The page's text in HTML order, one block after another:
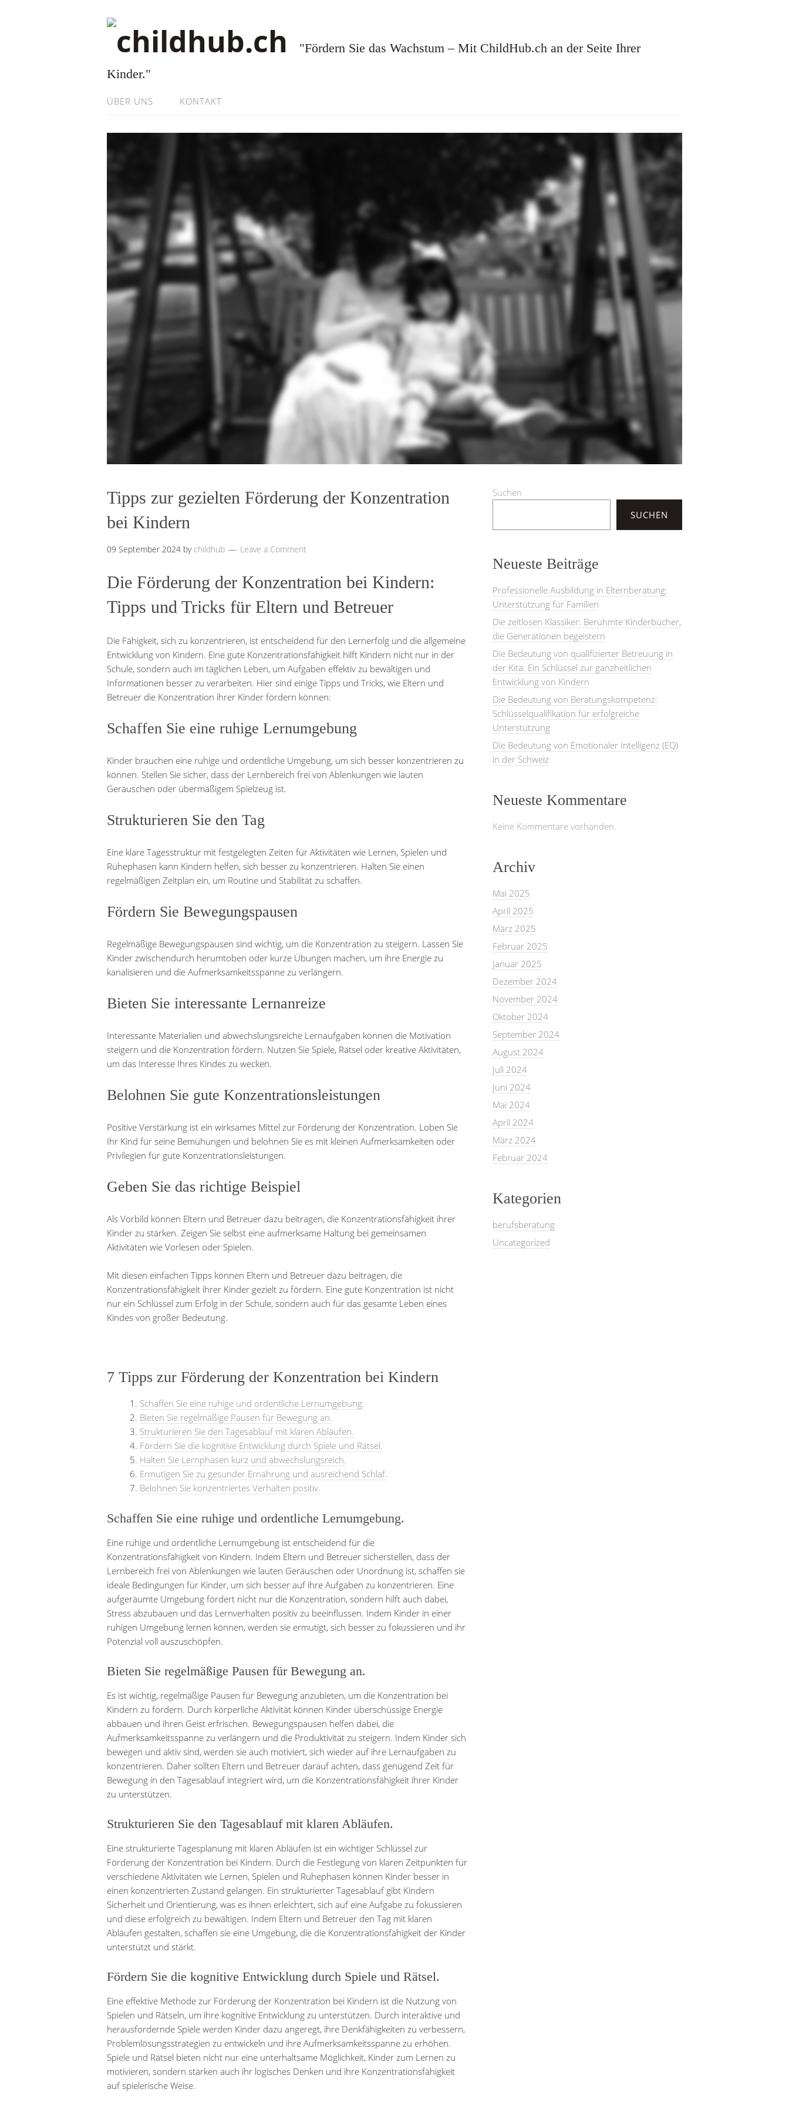
"Fördern Sie das Wachstum – Mit ChildHub.ch an der Seite Ihrer
Kinder."
ÜBER UNS KONTAKT
Tipps zur gezielten Förderung der Konzentration
bei Kindern
09 September 2024 by childhub Leave a Comment
Die Förderung der Konzentration bei Kindern:
Tipps und Tricks für Eltern und Betreuer
Die Fähigkeit, sich zu konzentrieren, ist entscheidend für den Lernerfolg und die allgemeine
Entwicklung von Kindern. Eine gute Konzentrationsfähigkeit hilft Kindern nicht nur in der
Schule, sondern auch im täglichen Leben, um Aufgaben effektiv zu bewältigen und
Informationen besser zu verarbeiten. Hier sind einige Tipps und Tricks, wie Eltern und
Betreuer die Konzentration ihrer Kinder fördern können:
Schaffen Sie eine ruhige Lernumgebung
Kinder brauchen eine ruhige und ordentliche Umgebung, um sich besser konzentrieren zu
können. Stellen Sie sicher, dass der Lernbereich frei von Ablenkungen wie lauten
Geräuschen oder übermäßigem Spielzeug ist.
Strukturieren Sie den Tag
Eine klare Tagesstruktur mit festgelegten Zeiten für Aktivitäten wie Lernen, Spielen und
Ruhephasen kann Kindern helfen, sich besser zu konzentrieren. Halten Sie einen
regelmäßigen Zeitplan ein, um Routine und Stabilität zu schaffen.
Fördern Sie Bewegungspausen
Regelmäßige Bewegungspausen sind wichtig, um die Konzentration zu steigern. Lassen Sie
Kinder zwischendurch herumtoben oder kurze Übungen machen, um ihre Energie zu
kanalisieren und die Aufmerksamkeitsspanne zu verlängern.
Bieten Sie interessante Lernanreize
Interessante Materialien und abwechslungsreiche Lernaufgaben können die Motivation
steigern und die Konzentration fördern. Nutzen Sie Spiele, Rätsel oder kreative Aktivitäten,
um das Interesse Ihres Kindes zu wecken.
Belohnen Sie gute Konzentrationsleistungen
Positive Verstärkung ist ein wirksames Mittel zur Förderung der Konzentration. Loben Sie
Ihr Kind für seine Bemühungen und belohnen Sie es mit kleinen Aufmerksamkeiten oder
Privilegien für gute Konzentrationsleistungen.
Geben Sie das richtige Beispiel
Als Vorbild können Eltern und Betreuer dazu beitragen, die Konzentrationsfähigkeit ihrer
Kinder zu stärken. Zeigen Sie selbst eine aufmerksame Haltung bei gemeinsamen
Aktivitäten wie Vorlesen oder Spielen.
Mit diesen einfachen Tipps können Eltern und Betreuer dazu beitragen, die
Konzentrationsfähigkeit ihrer Kinder gezielt zu fördern. Eine gute Konzentration ist nicht
nur ein Schlüssel zum Erfolg in der Schule, sondern auch für das gesamte Leben eines
Kindes von großer Bedeutung.
7 Tipps zur Förderung der Konzentration bei Kindern
Schaffen Sie eine ruhige und ordentliche Lernumgebung.
Bieten Sie regelmäßige Pausen für Bewegung an.
Strukturieren Sie den Tagesablauf mit klaren Abläufen.
Fördern Sie die kognitive Entwicklung durch Spiele und Rätsel.
Halten Sie Lernphasen kurz und abwechslungsreich.
Ermutigen Sie zu gesunder Ernährung und ausreichend Schlaf.
Belohnen Sie konzentriertes Verhalten positiv.
Schaffen Sie eine ruhige und ordentliche Lernumgebung.
Eine ruhige und ordentliche Lernumgebung ist entscheidend für die
Konzentrationsfähigkeit von Kindern. Indem Eltern und Betreuer sicherstellen, dass der
Lernbereich frei von Ablenkungen wie lauten Geräuschen oder Unordnung ist, schaffen sie
ideale Bedingungen für Kinder, um sich besser auf ihre Aufgaben zu konzentrieren. Eine
aufgeräumte Umgebung fördert nicht nur die Konzentration, sondern hilft auch dabei,
Stress abzubauen und das Lernverhalten positiv zu beeinflussen. Indem Kinder in einer
ruhigen Umgebung lernen können, werden sie ermutigt, sich besser zu fokussieren und ihr
Potenzial voll auszuschöpfen.
Bieten Sie regelmäßige Pausen für Bewegung an.
Es ist wichtig, regelmäßige Pausen für Bewegung anzubieten, um die Konzentration bei
Kindern zu fördern. Durch körperliche Aktivität können Kinder überschüssige Energie
abbauen und ihren Geist erfrischen. Bewegungspausen helfen dabei, die
Aufmerksamkeitsspanne zu verlängern und die Produktivität zu steigern. Indem Kinder sich
bewegen und aktiv sind, werden sie auch motiviert, sich wieder auf ihre Lernaufgaben zu
konzentrieren. Daher sollten Eltern und Betreuer darauf achten, dass genügend Zeit für
Bewegung in den Tagesablauf integriert wird, um die Konzentrationsfähigkeit ihrer Kinder
zu unterstützen.
Strukturieren Sie den Tagesablauf mit klaren Abläufen.
Eine strukturierte Tagesplanung mit klaren Abläufen ist ein wichtiger Schlüssel zur
Förderung der Konzentration bei Kindern. Durch die Festlegung von klaren Zeitpunkten für
verschiedene Aktivitäten wie Lernen, Spielen und Ruhephasen können Kinder besser in
einen konzentrierten Zustand gelangen. Ein strukturierter Tagesablauf gibt Kindern
Sicherheit und Orientierung, was es ihnen erleichtert, sich auf eine Aufgabe zu fokussieren
und diese erfolgreich zu bewältigen. Indem Eltern und Betreuer den Tag mit klaren
Abläufen gestalten, schaffen sie eine Umgebung, die die Konzentrationsfähigkeit der Kinder
unterstützt und stärkt.
Fördern Sie die kognitive Entwicklung durch Spiele und Rätsel.
Eine effektive Methode zur Förderung der Konzentration bei Kindern ist die Nutzung von
Spielen und Rätseln, um ihre kognitive Entwicklung zu unterstützen. Durch interaktive und
herausfordernde Spiele werden Kinder dazu angeregt, ihre Denkfähigkeiten zu verbessern,
Problemlösungsstrategien zu entwickeln und ihre Aufmerksamkeitsspanne zu erhöhen.
Spiele und Rätsel bieten nicht nur eine unterhaltsame Möglichkeit, Kinder zum Lernen zu
motivieren, sondern stärken auch ihr logisches Denken und ihre Konzentrationsfähigkeit
auf spielerische Weise.
Suchen
SUCHEN
Neueste Beiträge
Professionelle Ausbildung in Elternberatung:
Unterstützung für Familien
Die zeitlosen Klassiker: Berühmte Kinderbücher,
die Generationen begeistern
Die Bedeutung von qualifizierter Betreuung in
der Kita: Ein Schlüssel zur ganzheitlichen
Entwicklung von Kindern
Die Bedeutung von Beratungskompetenz:
Schlüsselqualifikation für erfolgreiche
Unterstützung
Die Bedeutung von Emotionaler Intelligenz (EQ)
in der Schweiz
Neueste Kommentare
Keine Kommentare vorhanden.
Archiv
Mai 2025
April 2025
März 2025
Februar 2025
Januar 2025
Dezember 2024
November 2024
Oktober 2024
September 2024
August 2024
Juli 2024
Juni 2024
Mai 2024
April 2024
März 2024
Februar 2024
Kategorien
berufsberatung
Uncategorized